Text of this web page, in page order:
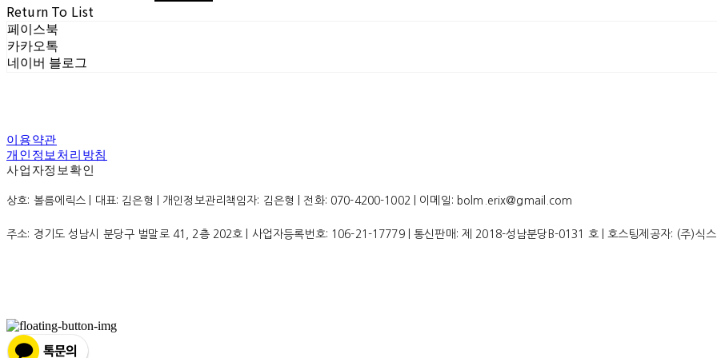
Return To List
페이스북
카카오톡
네이버 블로그
이용약관
개인정보처리방침
사업자정보확인
상호: 볼름에릭스 | 대표: 김은형 | 개인정보관리책임자: 김은형 | 전화: 070-4200-1002 | 이메일: bolm.erix@gmail.com
주소: 경기도 성남시 분당구 벌말로 41, 2층 202호 | 사업자등록번호: 106-21-17779| 통신판매: 제 2018-성남분당B-0131 호| 호스팅제공자: (주)식